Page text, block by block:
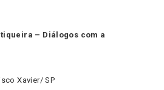
– Diálogos com a
Xavier/ SP